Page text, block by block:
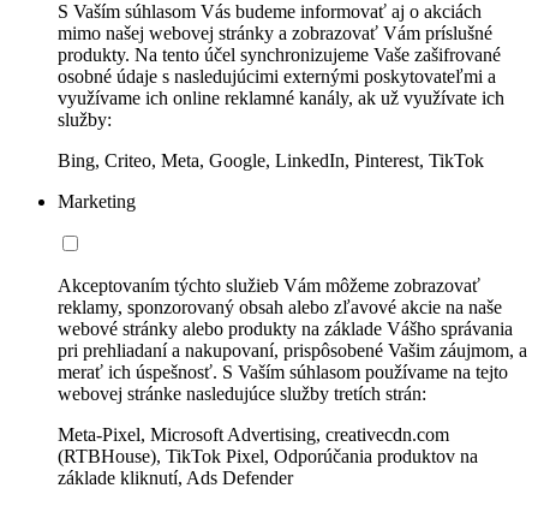
S Vaším súhlasom Vás budeme informovať aj o akciách
mimo našej webovej stránky a zobrazovať Vám príslušné
produkty. Na tento účel synchronizujeme Vaše zašifrované
osobné údaje s nasledujúcimi externými poskytovateľmi a
využívame ich online reklamné kanály, ak už využívate ich
služby:
Bing, Criteo, Meta, Google, LinkedIn, Pinterest, TikTok
Marketing
Akceptovaním týchto služieb Vám môžeme zobrazovať
reklamy, sponzorovaný obsah alebo zľavové akcie na naše
webové stránky alebo produkty na základe Vášho správania
pri prehliadaní a nakupovaní, prispôsobené Vašim záujmom, a
merať ich úspešnosť. S Vaším súhlasom používame na tejto
webovej stránke nasledujúce služby tretích strán:
Meta-Pixel, Microsoft Advertising, creativecdn.com
(RTBHouse), TikTok Pixel, Odporúčania produktov na
základe kliknutí, Ads Defender